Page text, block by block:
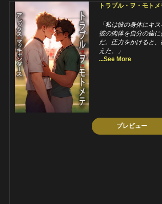
トラブル・ヲ・モトメ
「私は彼の身体にキス
彼の肉体を自分の歯に
だ。圧力をかけると、
えた。」
...See More
プレビュー